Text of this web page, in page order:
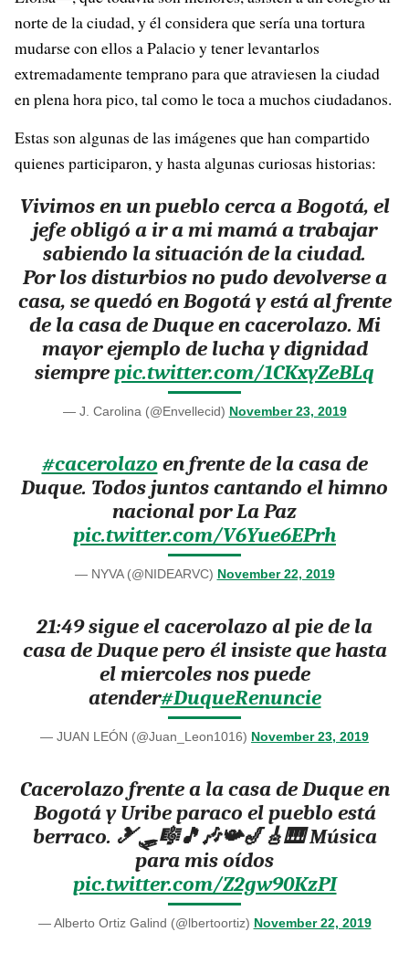
norte de la ciudad, y él considera que sería una tortura
mudarse con ellos a Palacio y tener levantarlos
extremadamente temprano para que atraviesen la ciudad
en plena hora pico, tal como le toca a muchos ciudadanos.
Estas son algunas de las imágenes que han compartido
quienes participaron, y hasta algunas curiosas historias:
Vivimos en un pueblo cerca a Bogotá, el
jefe obligó a ir a mi mamá a trabajar
sabiendo la situación de la ciudad.
Por los disturbios no pudo devolverse a
casa, se quedó en Bogotá y está al frente
de la casa de Duque en cacerolazo. Mi
mayor ejemplo de lucha y dignidad
siemprepic.twitter.com/1CKxyZeBLq
— J. Carolina (@Envellecid) November 23, 2019
#cacerolazo en frente de la casa de
Duque. Todos juntos cantando el himno
nacional por La Paz
pic.twitter.com/V6Yue6EPrh
— NYVA (@NIDEARVC) November 22, 2019
21:49 sigue el cacerolazo al pie de la
casa de Duque pero él insiste que hasta
el miercoles nos puede
atender#DuqueRenuncie
— JUAN LEÓN (@Juan_Leon1016) November 23, 2019
Cacerolazo frente a la casa de Duque en
Bogotá y Uribe paraco el pueblo está
berraco. 🎿🛷🎼🎵🎶📯🎷🎸🎹 Música
para mis oídos
pic.twitter.com/Z2gw90KzPI
— Alberto Ortiz Galind (@lbertoortiz) November 22, 2019